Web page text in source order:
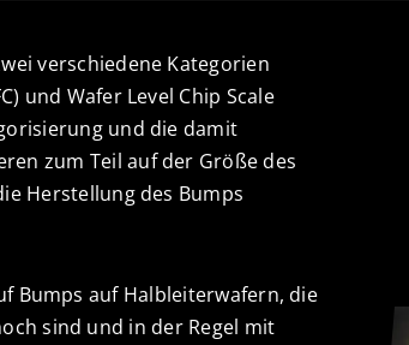
verschiedene Kategorien
und Wafer Level Chip Scale
und die damit
zum Teil auf der Größe des
Herstellung des Bumps
Bumps auf Halbleiterwafern, die
sind und in der Regel mit